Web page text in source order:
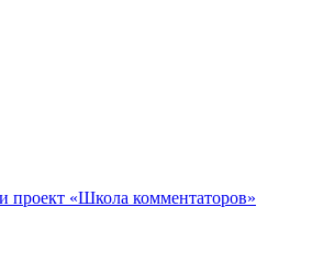
проект «Школа комментаторов»